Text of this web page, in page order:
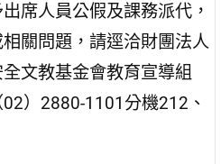
席人員公假及課務派代，
關問題，請逕洽財團法人
文教基金會教育宣導組
02）2880-1101分機212、